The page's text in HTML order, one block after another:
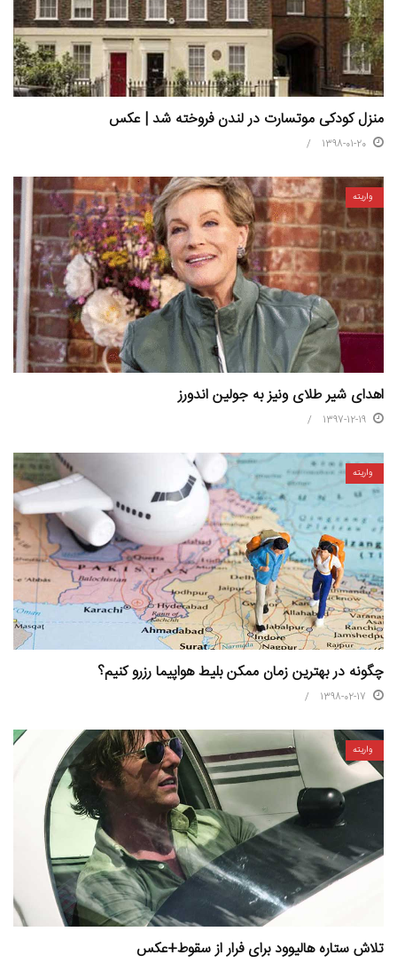
منزل کودکی موتسارت در لندن فروخته شد | عکس
1398-01-20
واریته
اهدای شیر طلای ونیز به جولین اندورز
1397-12-19
واریته
چگونه در بهترین زمان ممکن بلیط هواپیما رزرو کنیم؟
1398-02-17
واریته
تلاش ستاره هالیوود برای فرار از سقوط+عکس